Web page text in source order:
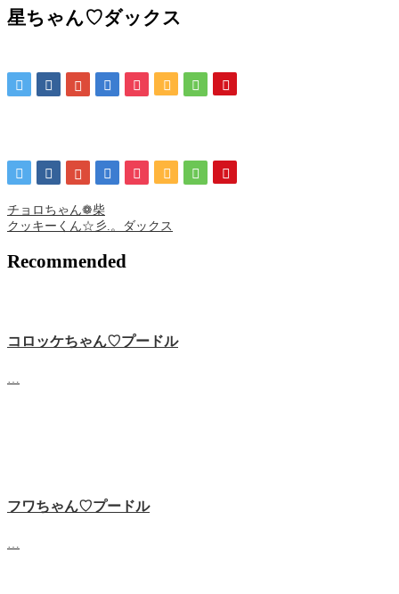
星ちゃん♡ダックス
チョロちゃん❁ 柴
クッキーくん☆彡.。ダックス
Recommended
コロッケちゃん♡プードル
フワちゃん♡プードル